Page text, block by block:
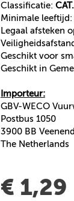
Classificatie:
Minimale leeftijd:
Legaal afsteken
Geschikt voor
Geschikt in
Importeur:
GBV-WECO
Postbus 1050
3900 BB
The Netherlands
€ 1,29